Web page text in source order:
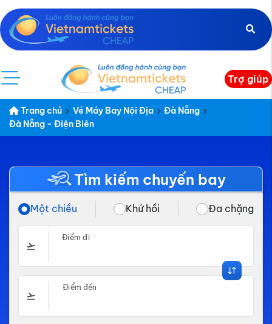
Trợ giúp
Trang chủ Vé Máy Bay Nội Địa
Đà Nẵng
Đà Nẵng - Điện Biên
Tìm kiếm chuyến bay
Một chiều Khứ hồi Đa chặng
Điểm đi
Điểm đến